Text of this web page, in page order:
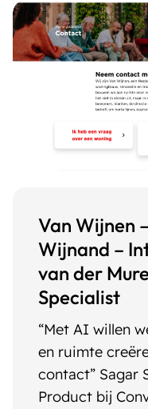
Van Wijnen
Wijnand –
van der
Specialist
“Met AI willen
en ruimte
contact” Sagar
Product bij